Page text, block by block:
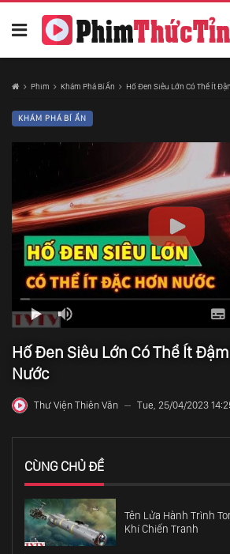
Phim Khám Phá Bí Ẩn Hố Đen Siêu Lớn Có Thể Ít
KHÁM PHÁ BÍ ẨN
Hố Đen Siêu Lớn Có Thể Ít
Nước
Thư Viện Thiên Văn — Tue, 25/04/2023
CÙNG CHỦ ĐỀ
Tên Lửa Hành Trình
Khí Chiến Tranh